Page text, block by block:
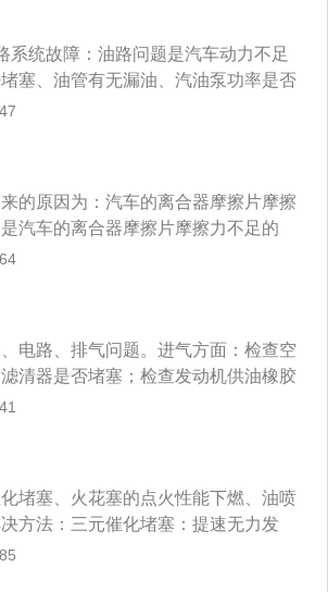
办法：立即将车送4S店检查维修变速
系统，更换损坏零件。
油系统，车主个人无法解决此问题或
失；3、发动机积碳过多，导致燃油
标，发动机加速无力；解决方法：定
、发动机进气管破裂，导致车辆抖
换发动机进气管。若车主个人无法解
加速反应迟滞等问题；解决方法：更
运转；6、三元催化器故障；导致发
；解决方法：检查三元催化器，及时
导致怠速不稳，加速无力，甚至顶
属敲击声，汽车动力降低，怠速不
将接触间隙调整到规定的0.35到0.45
造成提速困难，其表现是发动机转数
法：更换优质变速器油或者做电脑升
系统故障：油路问题是汽车动力不足
塞、油管有无漏油、汽油泵功率是否
喷油嘴、油管汽油泵。2、进气系统
：油品不达标，车子加完油不久，
发动机工作时油气混合气燃烧不充
障：车上安装有两个氧传感器，三元
检测发动机不同工况的空燃比，同时
时间。后方的主要是检测三元催化器
。5、汽车发动机缺缸：判断发动机
向盘或者是车身抖动，说明可能是发
动力不足的情况。建议及时检查维修
调压缩机的正常使用，如果在需要比
同样对汽车的提速也存在影响，如果
议及时合理增加汽车胎压。8、机油
速可能是机油加多了，可能是机油粘
9、碳沉积，这里的积碳包括气缸积
的原因为：汽车的离合器摩擦片摩擦
汽车的离合器摩擦片摩擦力不足的
对汽车的离合器进行检修或者更换即
离合不到位就抢挡或脱档；长时间半
到位，车子在挂挡或脱档未完全到位
电路、排气问题。进气方面：检查空
清器是否堵塞；检查发动机供油橡胶
剂清洗；拆开发动机侧供油管试着启
压包线路有没有破损。排气方面：着
泛红，是否排气不畅。
堵塞、火花塞的点火性能下燃、油喷
方法：三元催化堵塞：提速无力发
化堵塞后会造成发动机排气不畅，使